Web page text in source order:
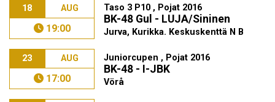
18 AUG
19:00
Taso 3 P10 , Pojat 2016
BK-48 Gul - LUJA/Sininen
Jurva, Kurikka. Keskuskenttä N B
23 AUG
17:00
Juniorcupen , Pojat 2016
BK-48 - I-JBK
Vörå